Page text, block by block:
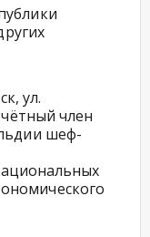
ул.
член
шеф-